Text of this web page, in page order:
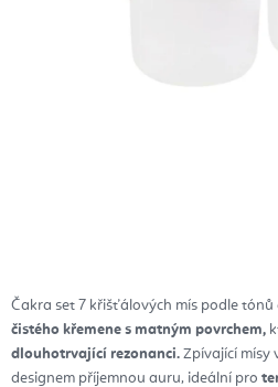
Čakra set 7 křišťálových mís podle tónů
čistého křemene s matným povrchem,
dlouhotrvající rezonanci. Zpívající mísy
designem příjemnou auru, ideální pro